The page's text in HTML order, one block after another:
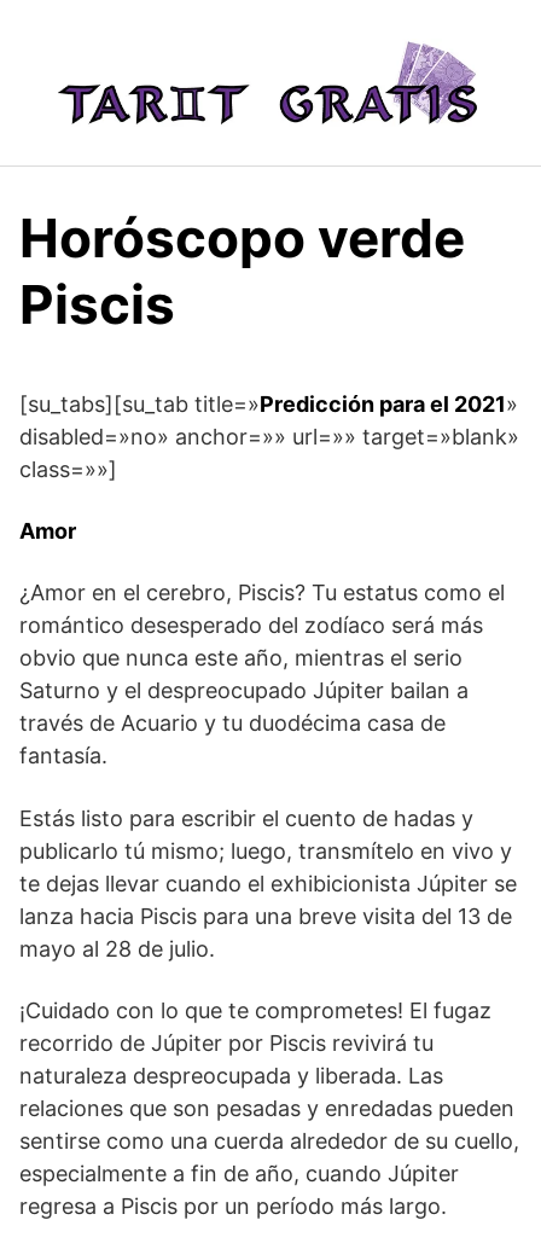
Horóscopo verde
Piscis
[su_tabs][su_tab title=»Predicción para el 2021»
disabled=»no» anchor=»» url=»» target=»blank»
class=»»]
Amor
¿Amor en el cerebro, Piscis? Tu estatus como el
romántico desesperado del zodíaco será más
obvio que nunca este año, mientras el serio
Saturno y el despreocupado Júpiter bailan a
través de Acuario y tu duodécima casa de
fantasía.
Estás listo para escribir el cuento de hadas y
publicarlo tú mismo; luego, transmítelo en vivo y
te dejas llevar cuando el exhibicionista Júpiter se
lanza hacia Piscis para una breve visita del 13 de
mayo al 28 de julio.
¡Cuidado con lo que te comprometes! El fugaz
recorrido de Júpiter por Piscis revivirá tu
naturaleza despreocupada y liberada. Las
relaciones que son pesadas y enredadas pueden
sentirse como una cuerda alrededor de su cuello,
especialmente a fin de año, cuando Júpiter
regresa a Piscis por un período más largo.